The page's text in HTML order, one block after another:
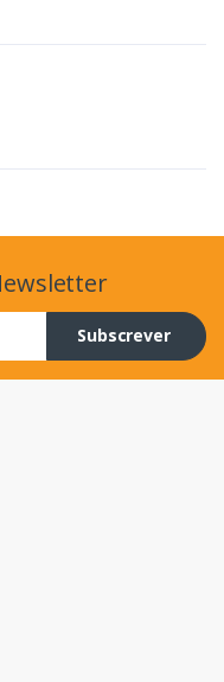
Subscrever